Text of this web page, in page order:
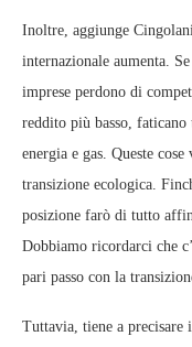
Inoltre, aggiunge
internazionale aumenta.
imprese perdono di
reddito più basso,
energia e gas. Queste
transizione ecologica.
posizione farò di tutto
Dobbiamo ricordarci che
pari passo con la
Tuttavia, tiene a